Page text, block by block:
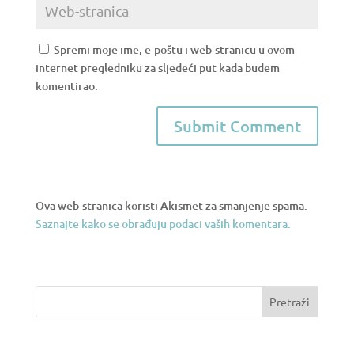
Spremi moje ime, e-poštu i web-stranicu u ovom
internet pregledniku za sljedeći put kada budem
komentirao.
Ova web-stranica koristi Akismet za smanjenje spama.
Saznajte kako se obrađuju podaci vaših komentara.